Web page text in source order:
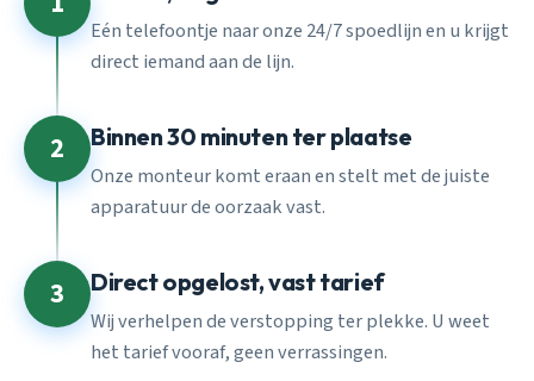
Eén telefoontje naar onze 24/7 spoedlijn en u krijgt
direct iemand aan de lijn.
2 Binnen 30 minuten ter plaatse
Onze monteur komt eraan en stelt met de juiste
apparatuur de oorzaak vast.
3 Direct opgelost, vast tarief
Wij verhelpen de verstopping ter plekke. U weet
het tarief vooraf, geen verrassingen.